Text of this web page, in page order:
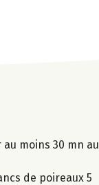
moins 30 mn au
de poireaux 5